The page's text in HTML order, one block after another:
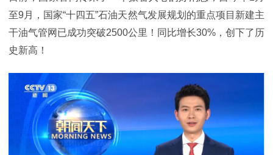
至9月，国家“十四五”石油天然气发展规划的重点项目新建主
干油气管网已成功突破2500公里！同比增长30%，创下了历
史新高！